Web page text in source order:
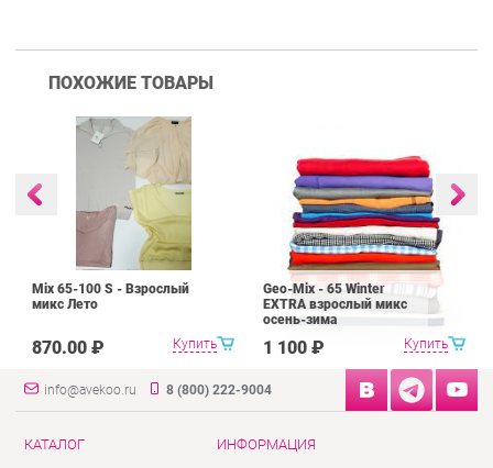
ПОХОЖИЕ ТОВАРЫ
Купить
Mix 65-100 S - Взрослый
микс Лето
870.00 ₽ Купить
Geo-Mix - 65 Winter
EXTRA взрослый микс
осень-зима
1 100 ₽
info@avekoo.ru 8 (800) 222-9004
КАТАЛОГ ИНФОРМАЦИЯ